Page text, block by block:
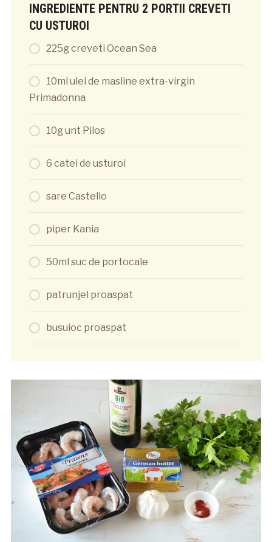
INGREDIENTE PENTRU 2 PORTII CREVETI
CU USTUROI
225g creveti Ocean Sea
10ml ulei de masline extra-virgin
Primadonna
10g unt Pilos
6 catei de usturoi
sare Castello
piper Kania
50ml suc de portocale
patrunjel proaspat
busuioc proaspat